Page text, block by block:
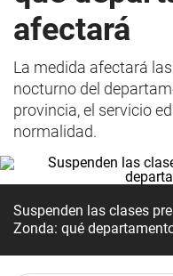
afectará
La medida afectará
nocturno del
provincia, el servicio
normalidad.
Suspenden las clases
Zonda: qué